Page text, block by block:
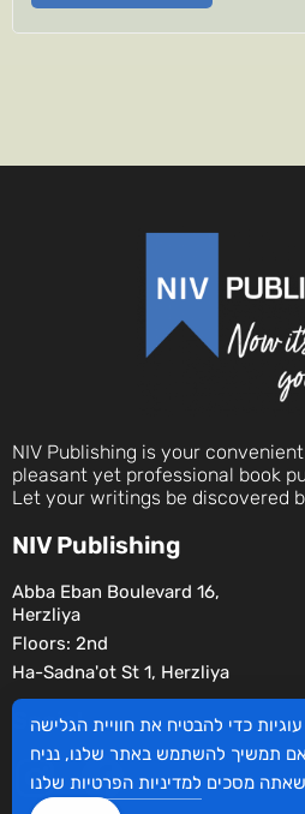
NIV Publishing is your
pleasant yet professional book
Let your writings be discovered
NIV Publishing
Abba Eban Boulevard 16,
Herzliya
Floors: 2nd
Ha-Sadna'ot St 1, Herzliya
Social
כדי להבטיח את חוויית הגלישה
תמשיך להשתמש באתר שלנו, נניח
שאתה מסכים למדיניות הפרטיות